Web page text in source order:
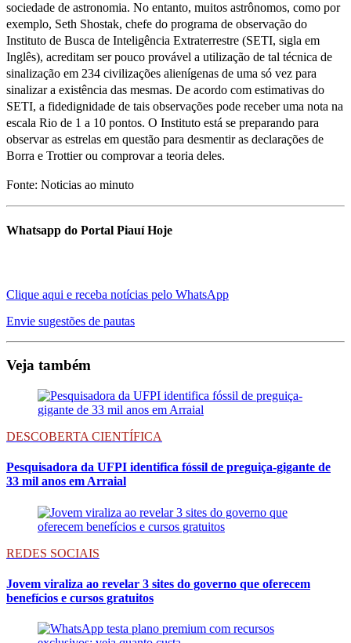
sociedade de astronomia. No entanto, muitos astrônomos, como por
exemplo, Seth Shostak, chefe do programa de observação do
Instituto de Busca de Inteligência Extraterrestre (SETI, sigla em
Inglês), acreditam ser pouco provável a utilização de tal técnica de
sinalização em 234 civilizações alienígenas de uma só vez para
sinalizar a existência das mesmas. De acordo com estimativas do
SETI, a fidedignidade de tais observações pode receber uma nota na
escala Rio de 1 a 10 pontos. O Instituto está se preparando para
observar as estrelas em questão para desmentir as declarações de
Borra e Trottier ou comprovar a teoria deles.
Fonte: Noticias ao minuto
Whatsapp do Portal Piauí Hoje
Clique aqui e receba notícias pelo WhatsApp
Envie sugestões de pautas
Veja também
DESCOBERTA CIENTÍFICA
Pesquisadora da UFPI identifica fóssil de preguiça-gigante de
33 mil anos em Arraial
REDES SOCIAIS
Jovem viraliza ao revelar 3 sites do governo que oferecem
benefícios e cursos gratuitos